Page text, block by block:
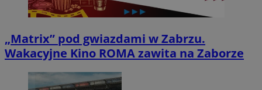
„Matrix” pod gwiazdami w Zabrzu.
Wakacyjne Kino ROMA zawita na Zaborze